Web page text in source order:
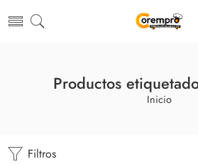
Productos
Inicio
Filtros